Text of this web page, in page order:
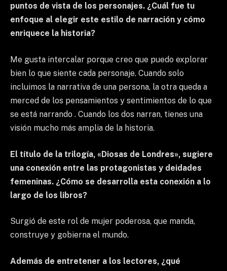
puntos de vista de los personajes. ¿Cuál fue tu
enfoque al elegir este estilo de narración y cómo
enriquece la historia?
Me gusta intercalar porque creo que puedo explorar
bien lo que siente cada personaje. Cuando solo
incluimos la narrativa de una persona, la otra queda a
merced de los pensamientos y sentimientos de lo que
se está narrando . Cuando los dos narran, tienes una
visión mucho más amplia de la historia.
El título de la trilogía, «Diosas de Londres», sugiere
una conexión entre las protagonistas y deidades
femeninas. ¿Cómo se desarrolla esta conexión a lo
largo de los libros?
Surgió de este rol de mujer poderosa, que manda,
construye y gobierna el mundo.
Además de entretener a los lectores, ¿qué